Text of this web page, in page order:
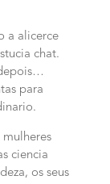
a alicerce
chat.
para
ciencia
os seus